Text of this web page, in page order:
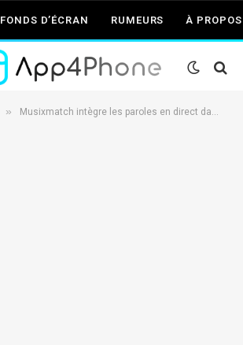
FONDS D’ÉCRAN RUMEURS À PROPOS
» Musixmatch intègre les paroles en direct dans CarPlay avec une nouvelle mise à jour